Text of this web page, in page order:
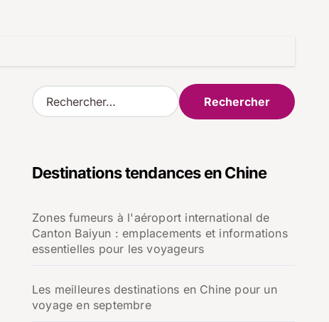
R
e
r
e
r
Destinations tendances en Chine
Zones fumeurs à l'aéroport international de
Canton Baiyun : emplacements et informations
essentielles pour les voyageurs
Les meilleures destinations en Chine pour un
voyage en septembre